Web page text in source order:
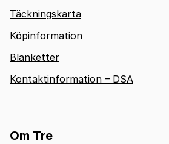
Täckningskarta
Köpinformation
Blanketter
Kontaktinformation – DSA
Om Tre